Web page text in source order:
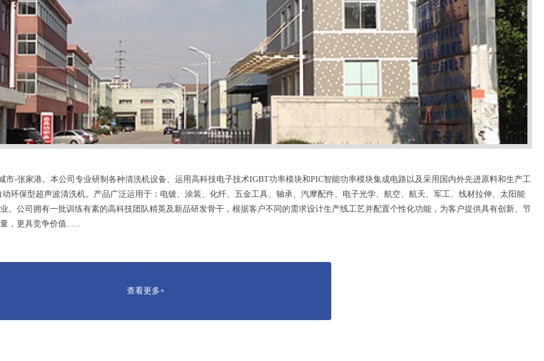
-张家港。本公司专业研制各种清洗机设备、运用高科技电子技术IGBT功率模块和PIC智能功率模块集成电路以及采用国内外先进原料和生产工
环保型超声波清洗机。产品广泛运用于：电镀、涂装、化纤、五金工具、轴承、汽摩配件、电子光学、航空、航天、军工、线材拉伸、太阳能
。公司拥有一批训练有素的高科技团队精英及新品研发骨干，根据客户不同的需求设计生产线工艺并配置个性化功能，为客户提供具有创新、节
，更具竞争价值......
查看更多+